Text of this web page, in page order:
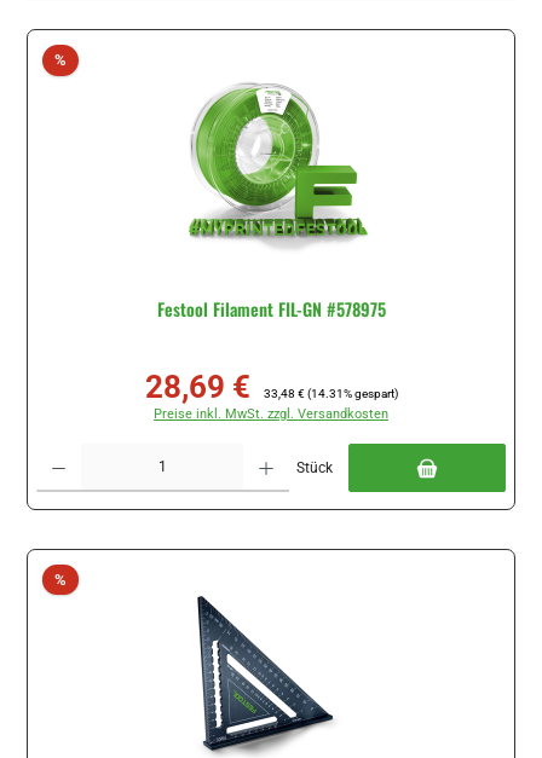
%Rabatt
Festool Filament FIL-GN #578975
Verkaufspreis:
28,69 € Regulärer Preis:
33,48 € (14.31% gespart)
Preise inkl. MwSt. zzgl. Versandkosten
Stück
%Rabatt